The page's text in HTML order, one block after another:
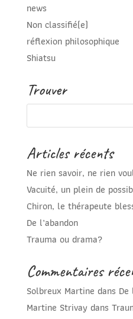
news
Non classifié(e)
réflexion philosophique
Shiatsu
Trouver
Articles récents
Ne rien savoir, ne rien
Vacuité, un plein de
Chiron, le thérapeute
De l’abandon
Trauma ou drama?
Commentaires
Solbreux Martine dans De
Martine Strivay dans